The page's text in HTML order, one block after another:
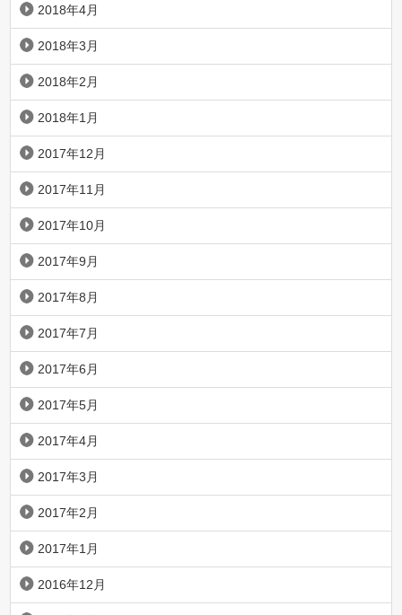
2018年4月
2018年3月
2018年2月
2018年1月
2017年12月
2017年11月
2017年10月
2017年9月
2017年8月
2017年7月
2017年6月
2017年5月
2017年4月
2017年3月
2017年2月
2017年1月
2016年12月